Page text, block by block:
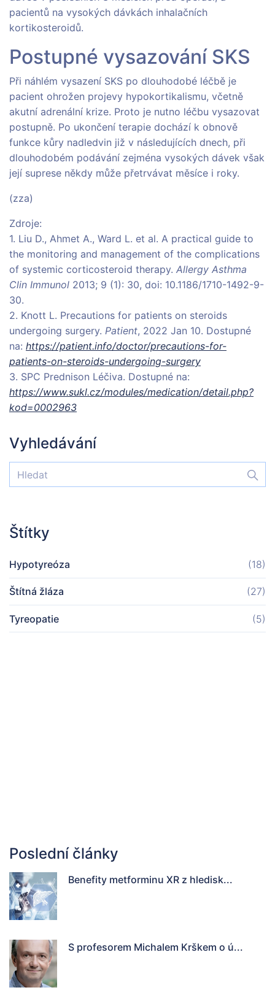
pacientů na vysokých dávkách inhalačních
kortikosteroidů.
Postupné vysazování SKS
Při náhlém vysazení SKS po dlouhodobé léčbě je
pacient ohrožen projevy hypokortikalismu, včetně
akutní adrenální krize. Proto je nutno léčbu vysazovat
postupně. Po ukončení terapie dochází k obnově
funkce kůry nadledvin již v následujících dnech, při
dlouhodobém podávání zejména vysokých dávek však
její suprese někdy může přetrvávat měsíce i roky.
(zza)
Zdroje:
1. Liu D., Ahmet A., Ward L. et al. A practical guide to
the monitoring and management of the complications
of systemic corticosteroid therapy. Allergy Asthma
Clin Immunol 2013; 9 (1): 30, doi: 10.1186/1710-1492-9-
30.
2. Knott L. Precautions for patients on steroids
undergoing surgery. Patient, 2022 Jan 10. Dostupné
na: https://patient.info/doctor/precautions-for-
patients-on-steroids-undergoing-surgery
3. SPC Prednison Léčiva. Dostupné na:
https://www.sukl.cz/modules/medication/detail.php?
kod=0002963
Vyhledávání
Štítky
Hypotyreóza (18)
Štítná žláza (27)
Tyreopatie (5)
Poslední články
Benefity metforminu XR z hledisk...
S profesorem Michalem Krškem o ú...